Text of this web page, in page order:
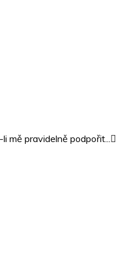
mě pravidelně podpořit...